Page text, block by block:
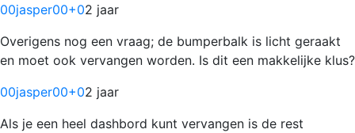
00jasper00+02 jaar
Overigens nog een vraag; de bumperbalk is licht geraakt
en moet ook vervangen worden. Is dit een makkelijke klus?
00jasper00+02 jaar
Als je een heel dashbord kunt vervangen is de rest